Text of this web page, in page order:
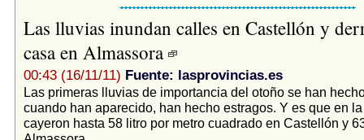
Las lluvias inundan calles en Castellón y
casa en Almassora
00:43 (16/11/11) Fuente: lasprovincias.es
Las primeras lluvias de importancia del otoño se han
cuando han aparecido, han hecho estragos. Y es que en
cayeron hasta 58 litro por metro cuadrado en Castellón y